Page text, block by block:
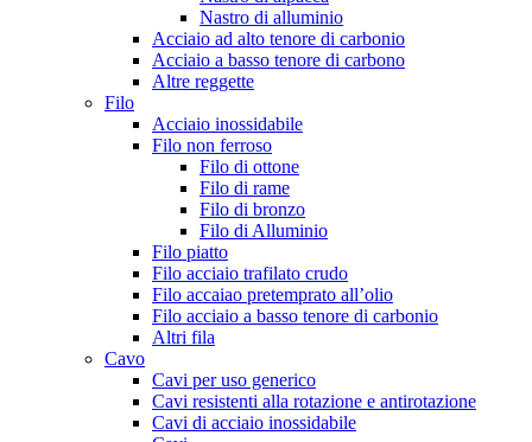
Nastro di alluminio
Acciaio ad alto tenore di carbonio
Acciaio a basso tenore di carbono
Altre reggette
Filo
Acciaio inossidabile
Filo non ferroso
Filo di ottone
Filo di rame
Filo di bronzo
Filo di Alluminio
Filo piatto
Filo acciaio trafilato crudo
Filo accaiao pretemprato all’olio
Filo acciaio a basso tenore di carbonio
Altri fila
Cavo
Cavi per uso generico
Cavi resistenti alla rotazione e antirotazione
Cavi di acciaio inossidabile